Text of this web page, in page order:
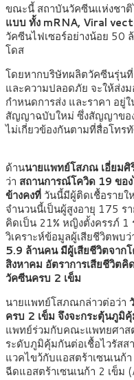
ขณะนี้ สถาบันวัคซีนแห่งชา
แบบ ทั้ง mRNA, Viral
วัคซีนไฟเซอร์อย่างน้อย 50
โดส
โดยหากบริษัทผลิตวัคซีนรุ่น
และความปลอดภัย จะให้ส่ง
กำหนดการส่ง และราคา อยู่
สัญญาฉบับใหม่ ซึ่งสัญญาขอ
ไม่เกี่ยวข้องกันตามที่สื่อโทร
ด้านนายแพทย์โสภณ เอี่ยมศิ
ว่า สถานการณ์โควิด 19 ขอ
ข้างคงที่ วันนี้มีผู้ติดเชื้อราย
จำนวนนี้เป็นผู้สูงอายุ 175 ร
คิดเป็น 21% หญิงตั้งครรภ์ 1
วิเคราะห์ข้อมูลผู้เสียชีวิตพบว่
5.9 ล้านคน มีผู้เสียชีวิตจาก
สิงหาคม อัตราการเสียชีวิต
วัคซีนครบ 2 เข็ม
นายแพทย์โสภณกล่าวต่อว่า
ครบ 2 เข็ม จึงจะกระตุ้นภูมิ
แพทย์ร่วมกับคณะแพทยศาส
ระดับภูมิคุ้มกันต่อเชื้อไวรัส
แวคไขว้กับแอสตร้าเซนเน
ฉีดแอสตร้าเซนเนก้า 2 เข็